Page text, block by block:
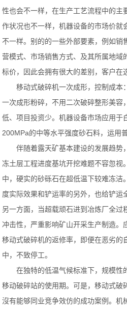
性也会不一样，在生产工艺流程中的主
作状况也不一样，机器设备的市场价就
不一样。别的的一些外部要素，例如销
营模式、市场销售方式、及其所属地域
标价，因此会拥有很大的差别，客户在
移动式破碎机一次成形，控制成本
一次成形粉碎，不用二次破碎整形美容
低、项目投资少。机器设备市场应用于
200MPa的中等水平强度砂石料，运用
伴随着露天矿基本建设的发展趋势
冻土层工程进度基坑开挖难题不容忽视
中，硬实的砂砾石在超低温下较难冻洁
度实际效果和铲运率的另外，也给铲运
另一方面，当超载顽石进到冶炼厂全过
冲击性，严重影响矿山开采生产制造。
移动式破碎机的返修率，即便在恶劣的
中，不致停工。
在独特的低温气候标准下，规模性
移动破碎站的使用期。可是，移动式破
沒有能够同业竞争效仿的成功案例。机